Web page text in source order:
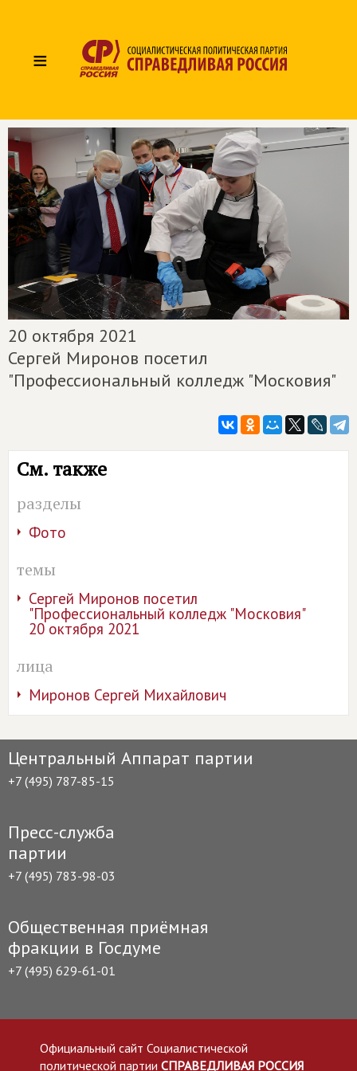
≡
20 октября 2021
Сергей Миронов посетил
"Профессиональный колледж "Московия"
См. также
разделы
Фото
темы
Сергей Миронов посетил
"Профессиональный колледж "Московия"
20 октября 2021
лица
Миронов Сергей Михайлович
Центральный Аппарат партии
+7 (495) 787-85-15
Пресс-служба
партии
+7 (495) 783-98-03
Общественная приёмная
фракции в Госдуме
+7 (495) 629-61-01
Официальный сайт Социалистической
политической партии СПРАВЕДЛИВАЯ РОССИЯ